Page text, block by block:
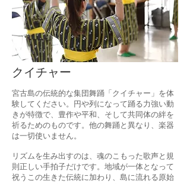
クイチャー
宮古島の伝統的な集団舞踊「クイチャー」を体
験してください。円や列になって踊る力強い動
きが特徴で、豊作や平和、そして共同体の絆を
祈るためのものです。他の舞踊と異なり、楽器
は一切使いません。
リズムを生み出すのは、魂のこもった歌声と規
則正しい手拍子だけです。地域が一体となって
祝うこの生きた伝統に加わり、島に流れる原始